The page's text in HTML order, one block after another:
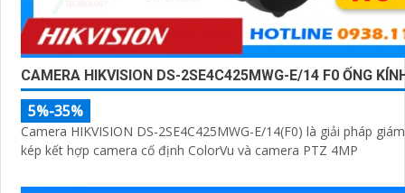
CAMERA HIKVISION DS-2SE4C425MWG-E/14 F0 ỐNG
5%-35%
Camera HIKVISION DS-2SE4C425MWG-E/14(F0) là giải pháp
kép kết hợp camera cố định ColorVu và camera PTZ 4MP